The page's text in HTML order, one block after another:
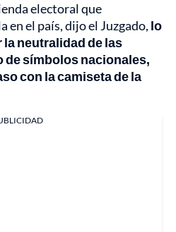
electoral que
en el país, dijo el Juzgado, lo
neutralidad de las
de símbolos nacionales,
con la camiseta de la